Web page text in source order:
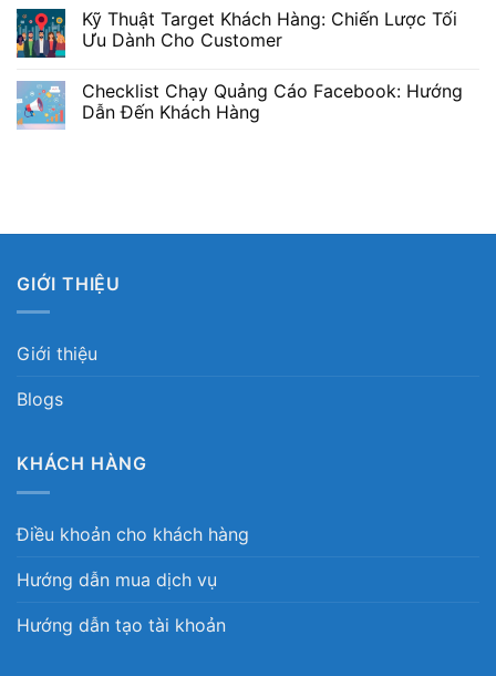
Kỹ Thuật Target Khách Hàng: Chiến Lược Tối
Ưu Dành Cho Customer
Checklist Chạy Quảng Cáo Facebook: Hướng
Dẫn Đến Khách Hàng
GIỚI THIỆU
Giới thiệu
Blogs
KHÁCH HÀNG
Điều khoản cho khách hàng
Hướng dẫn mua dịch vụ
Hướng dẫn tạo tài khoản